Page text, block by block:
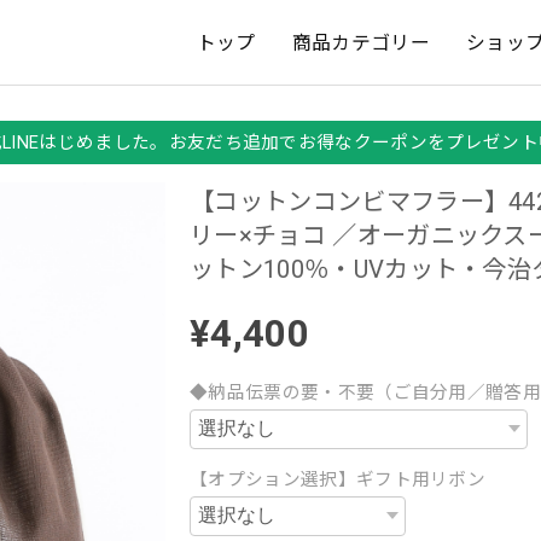
トップ 商品カテゴリー ショッ
はじめました。お友だち追加でお得なクーポンをプレゼン
【コットンコンビマフラー】
リー×チョコ ／オーガニックス
ットン100％・UVカット・今治
¥4,400
◆納品伝票の要・不要（ご自分用／贈答
【オプション選択】ギフト用リボン